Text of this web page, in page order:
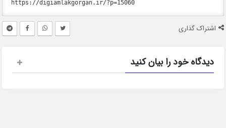
اشتراک گذاری
دیدگاه خود را بیان کنید